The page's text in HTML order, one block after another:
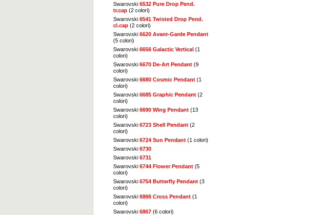
Swarovski 6532 Pure Drop Pend.
tr.cap (2 colori)
Swarovski 6541 Twisted Drop Pend.
cl.cap (2 colori)
Swarovski 6620 Avant-Garde Pendant
(5 colori)
Swarovski 6656 Galactic Vertical (1
colori)
Swarovski 6670 De-Art Pendant (9
colori)
Swarovski 6680 Cosmic Pendant (1
colori)
Swarovski 6685 Graphic Pendant (2
colori)
Swarovski 6690 Wing Pendant (13
colori)
Swarovski 6723 Shell Pendant (2
colori)
Swarovski 6724 Sun Pendant (1 colori)
Swarovski 6730
Swarovski 6731
Swarovski 6744 Flower Pendant (5
colori)
Swarovski 6754 Butterfly Pendant (3
colori)
Swarovski 6866 Cross Pendant (1
colori)
Swarovski 6867 (6 colori)